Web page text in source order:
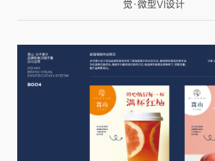
觉·微型VI设计